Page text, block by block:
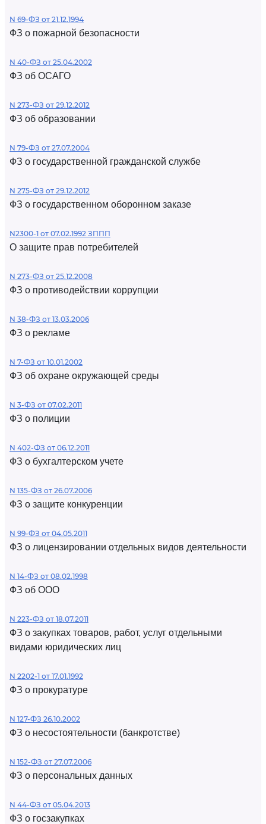
N 69-ФЗ от 21.12.1994
ФЗ о пожарной безопасности
N 40-ФЗ от 25.04.2002
ФЗ об ОСАГО
N 273-ФЗ от 29.12.2012
ФЗ об образовании
N 79-ФЗ от 27.07.2004
ФЗ о государственной гражданской службе
N 275-ФЗ от 29.12.2012
ФЗ о государственном оборонном заказе
N2300-1 от 07.02.1992 ЗППП
О защите прав потребителей
N 273-ФЗ от 25.12.2008
ФЗ о противодействии коррупции
N 38-ФЗ от 13.03.2006
ФЗ о рекламе
N 7-ФЗ от 10.01.2002
ФЗ об охране окружающей среды
N 3-ФЗ от 07.02.2011
ФЗ о полиции
N 402-ФЗ от 06.12.2011
ФЗ о бухгалтерском учете
N 135-ФЗ от 26.07.2006
ФЗ о защите конкуренции
N 99-ФЗ от 04.05.2011
ФЗ о лицензировании отдельных видов деятельности
N 14-ФЗ от 08.02.1998
ФЗ об ООО
N 223-ФЗ от 18.07.2011
ФЗ о закупках товаров, работ, услуг отдельными
видами юридических лиц
N 2202-1 от 17.01.1992
ФЗ о прокуратуре
N 127-ФЗ 26.10.2002
ФЗ о несостоятельности (банкротстве)
N 152-ФЗ от 27.07.2006
ФЗ о персональных данных
N 44-ФЗ от 05.04.2013
ФЗ о госзакупках